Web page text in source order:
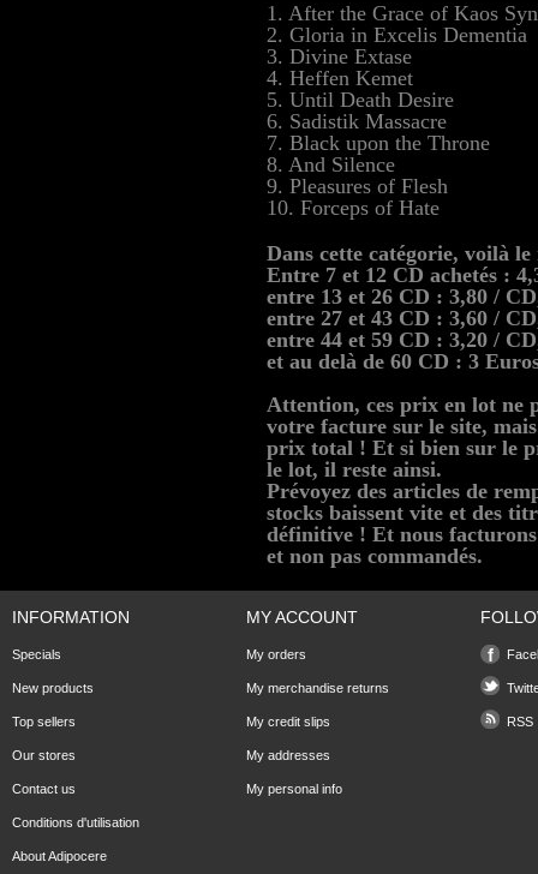
1. After the Grace of Kaos
2. Gloria in Excelis Dementia
3. Divine Extase
4. Heffen Kemet
5. Until Death Desire
6. Sadistik Massacre
7. Black upon the Throne
8. And Silence
9. Pleasures of Flesh
10. Forceps of Hate
Dans cette catégorie, voilà
Entre 7 et 12 CD achetés :
entre 13 et 26 CD : 3,80 /
entre 27 et 43 CD : 3,60 /
entre 44 et 59 CD : 3,20 /
et au delà de 60 CD : 3
Attention, ces prix en lot ne
votre facture sur le site,
prix total ! Et si bien sur le
le lot, il reste ainsi.
Prévoyez des articles de
stocks baissent vite et des
définitive ! Et nous
et non pas commandés.
INFORMATION
Specials
New products
Top sellers
Our stores
Contact us
Conditions d'utilisation
About Adipocere
MY ACCOUNT
My orders
My merchandise returns
My credit slips
My addresses
My personal info
RSS